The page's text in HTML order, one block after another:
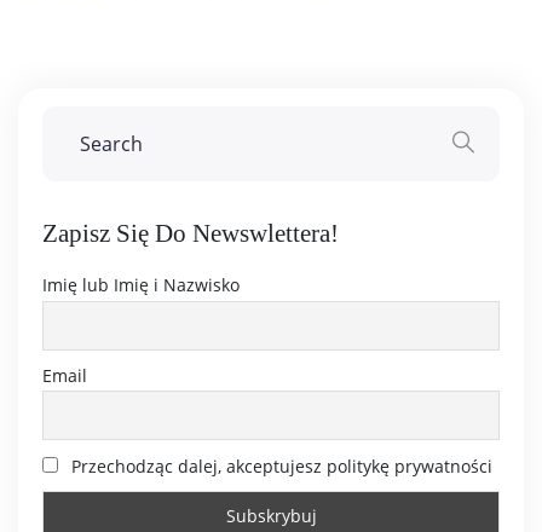
Zapisz Się Do Newswlettera!
Imię lub Imię i Nazwisko
Email
Przechodząc dalej, akceptujesz politykę prywatności